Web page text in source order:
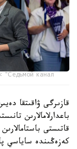
"Седьмой канал"
قازىرگى ۋاقىتقا
باعدارلامالارىن
قاتىستى
كەزەڭىندە ساياسي